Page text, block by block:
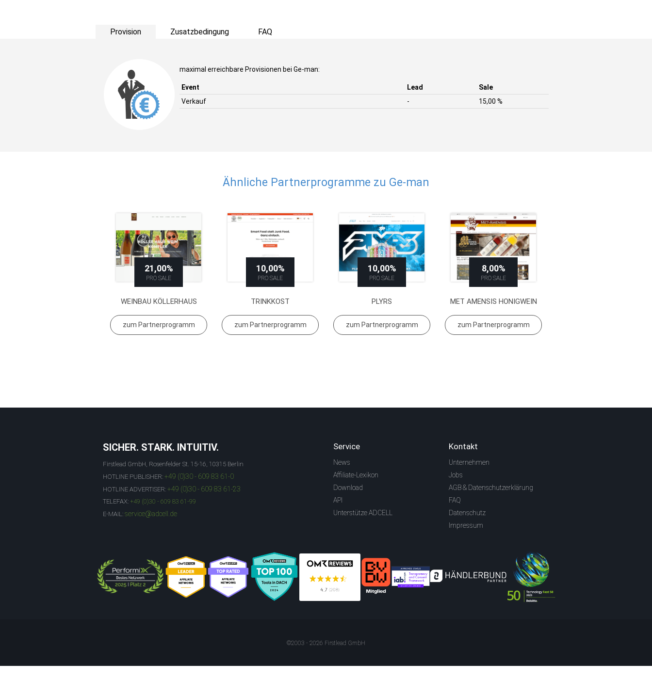
Provision Zusatzbedingung FAQ
maximal erreichbare Provisionen bei Ge-man:
Event Lead
Sale
Verkauf
- 15,00 %
Ähnliche Partnerprogramme zu Ge-man
21,00%
PRO SALE
WEINBAU KÖLLERHAUS
zum Partnerprogramm
10,00%
PRO SALE
TRINKKOST
zum Partnerprogramm
10,00%
PRO SALE
PLYRS
zum Partnerprogramm
8,00%
PRO SALE
MET AMENSIS HONIGWEIN
zum Partnerprogramm
SICHER. STARK. INTUITIV.
Firstlead GmbH, Rosenfelder St. 15-16, 10315 Berlin
HOTLINE PUBLISHER: +49 (0)30 - 609 83 61-0
HOTLINE ADVERTISER: +49 (0)30 - 609 83 61-23
TELEFAX: +49 (0)30 - 609 83 61-99
E-MAIL: service@adcell.de
Service
News
Affiliate-Lexikon
Download
API
Unterstütze ADCELL
Kontakt
Unternehmen
Jobs
AGB & Datenschutzerklärung
FAQ
Datenschutz
Impressum
©2003 - 2026 Firstlead GmbH